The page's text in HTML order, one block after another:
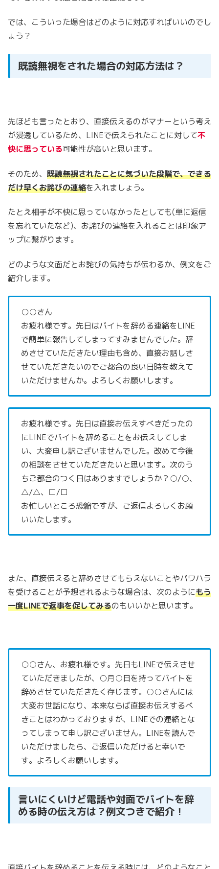
では、こういった場合はどのように対応すればいいのでし
ょう？
既読無視をされた場合の対応方法は？
先ほども言ったとおり、直接伝えるのがマナーという考え
が浸透しているため、LINEで伝えられたことに対して不
快に思っている可能性が高いと思います。
そのため、 既読無視されたことに気づいた段階で、できる
だけ早くお詫びの連絡を入れましょう。
たとえ相手が不快に思っていなかったとしても(単に返信
を忘れていたなど)、お詫びの連絡を入れることは印象ア
ップに繋がります。
どのような文面だとお詫びの気持ちが伝わるか、例文をご
紹介します。
○○さん
お疲れ様です。先日はバイトを辞める連絡をLINE
で簡単に報告してしまってすみませんでした。辞
めさせていただきたい理由も含め、直接お話しさ
せていただきたいのでご都合の良い日時を教えて
いただけませんか。よろしくお願いします。
お疲れ様です。先日は直接お伝えすべきだったの
にLINEでバイトを辞めることをお伝えしてしま
い、大変申し訳ございませんでした。改めて今後
の相談をさせていただきたいと思います。次のう
ちご都合のつく日はありますでしょうか？○/○、
△/△、□/□
お忙しいところ恐縮ですが、ご返信よろしくお願
いいたします。
また、直接伝えると辞めさせてもらえないことやパワハラ
を受けることが予想されるような場合は、次のようにもう
一度LINEで返事を促してみるのもいいかと思います。
○○さん、お疲れ様です。先日もLINEで伝えさせ
ていただきましたが、○月○日を持ってバイトを
辞めさせていただきたく存じます。○○さんには
大変お世話になり、本来ならば直接お伝えするべ
きことはわかっておりますが、LINEでの連絡とな
ってしまって申し訳ございません。LINEを読んで
いただけましたら、ご返信いただけると幸いで
す。よろしくお願いします。
言いにくいけど電話や対面でバイトを辞
める時の伝え方は？例文つきで紹介！